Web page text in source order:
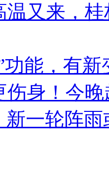
温又来，
功能，有新
伤身！今
一轮阵雨